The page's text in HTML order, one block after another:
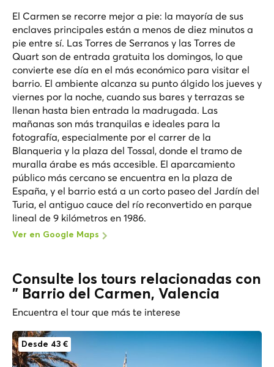
El Carmen se recorre mejor a pie: la mayoría de sus
enclaves principales están a menos de diez minutos a
pie entre sí. Las Torres de Serranos y las Torres de
Quart son de entrada gratuita los domingos, lo que
convierte ese día en el más económico para visitar el
barrio. El ambiente alcanza su punto álgido los jueves y
viernes por la noche, cuando sus bares y terrazas se
llenan hasta bien entrada la madrugada. Las
mañanas son más tranquilas e ideales para la
fotografía, especialmente por el carrer de la
Blanqueria y la plaza del Tossal, donde el tramo de
muralla árabe es más accesible. El aparcamiento
público más cercano se encuentra en la plaza de
España, y el barrio está a un corto paseo del Jardín del
Turia, el antiguo cauce del río reconvertido en parque
lineal de 9 kilómetros en 1986.
Ver en Google Maps
Consulte los tours relacionadas con
" Barrio del Carmen, Valencia
Encuentra el tour que más te interese
Desde 43 €